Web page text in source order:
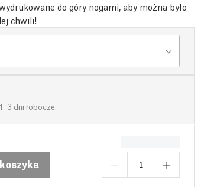
do góry nogami, aby można było
chwili!
dni robocze.